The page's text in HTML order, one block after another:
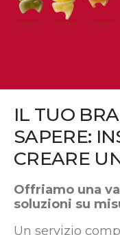
IL TUO
SAPERE:
CREARE
Offriamo una
soluzioni su
Un servizio